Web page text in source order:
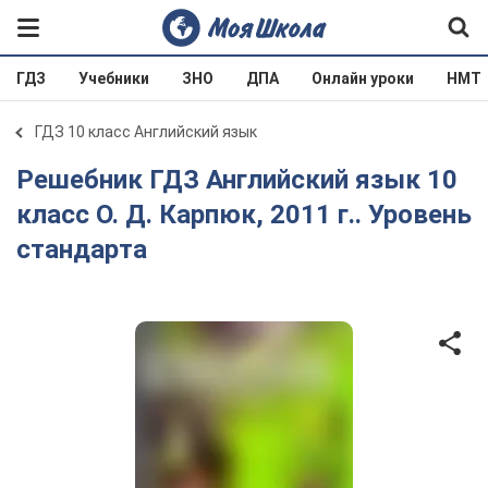
ГДЗ Учебники ЗНО ДПА Онлайн уроки НМТ
ГДЗ 10 класс Английский язык
Решебник ГДЗ Английский язык 10
класс О. Д. Карпюк, 2011 г.. Уровень
стандарта